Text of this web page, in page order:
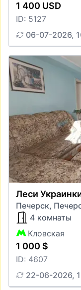
1 400 USD
ID: 5127
06-07-2026,
Леси
Печерск,
4 комнаты
Кловская
1 000 $
ID: 4607
22-06-2026,